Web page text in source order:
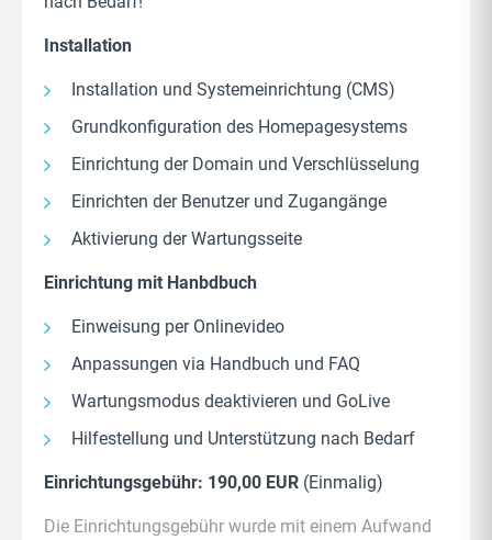
Installation
Installation und Systemeinrichtung (CMS)
Grundkonfiguration des Homepagesystems
Einrichtung der Domain und Verschlüsselung
Einrichten der Benutzer und Zugangänge
Aktivierung der Wartungsseite
Einrichtung mit Hanbdbuch
Einweisung per Onlinevideo
Anpassungen via Handbuch und FAQ
Wartungsmodus deaktivieren und GoLive
Hilfestellung und Unterstützung nach Bedarf
Einrichtungsgebühr: 190,00 EUR (Einmalig)
Die Einrichtungsgebühr wurde mit einem Aufwand